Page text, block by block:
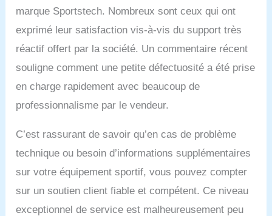
69-88,5 cm. Ainsi, même
les athlètes d'un poids
bénéficient d'un
entraînement efficace de
haut niveau.
𝗖𝗢𝗡𝗙𝗢𝗥𝗧 𝗚𝗘́𝗡𝗘́𝗥𝗔𝗟 :
De nombreux appareils
prennent trop de place -
SX200 Speedbike ! Grâce
à des roues de transport
réglables, vous pouvez
désormais installer votre
marque Sportstech. Nombreux sont ceux qui ont
exprimé leur satisfaction vis-à-vis du support très
réactif offert par la société. Un commentaire récent
souligne comment une petite défectuosité a été prise
en charge rapidement avec beaucoup de
professionnalisme par le vendeur.
C’est rassurant de savoir qu’en cas de problème
technique ou besoin d’informations supplémentaires
sur votre équipement sportif, vous pouvez compter
sur un soutien client fiable et compétent. Ce niveau
exceptionnel de service est malheureusement peu